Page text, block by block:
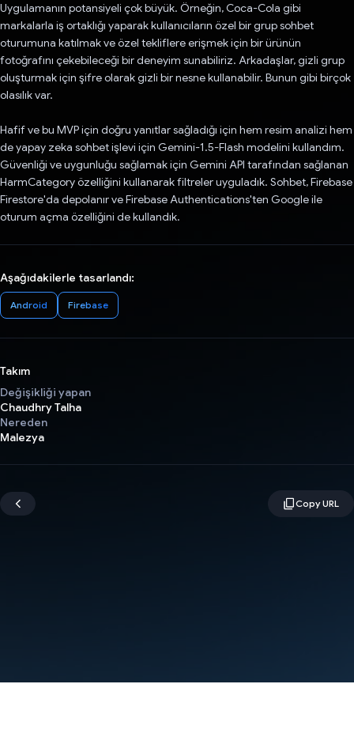
Uygulamanın potansiyeli çok büyük. Örneğin, Coca-Cola gibi
markalarla iş ortaklığı yaparak kullanıcıların özel bir grup sohbet
oturumuna katılmak ve özel tekliflere erişmek için bir ürünün
fotoğrafını çekebileceği bir deneyim sunabiliriz. Arkadaşlar, gizli grup
oluşturmak için şifre olarak gizli bir nesne kullanabilir. Bunun gibi birçok
olasılık var.
Hafif ve bu MVP için doğru yanıtlar sağladığı için hem resim analizi hem
de yapay zeka sohbet işlevi için Gemini-1.5-Flash modelini kullandım.
Güvenliği ve uygunluğu sağlamak için Gemini API tarafından sağlanan
HarmCategory özelliğini kullanarak filtreler uyguladık. Sohbet, Firebase
Firestore'da depolanır ve Firebase Authentications'ten Google ile
oturum açma özelliğini de kullandık.
Aşağıdakilerle tasarlandı:
Android Firebase
Takım
Değişikliği yapan
Chaudhry Talha
Nereden
Malezya